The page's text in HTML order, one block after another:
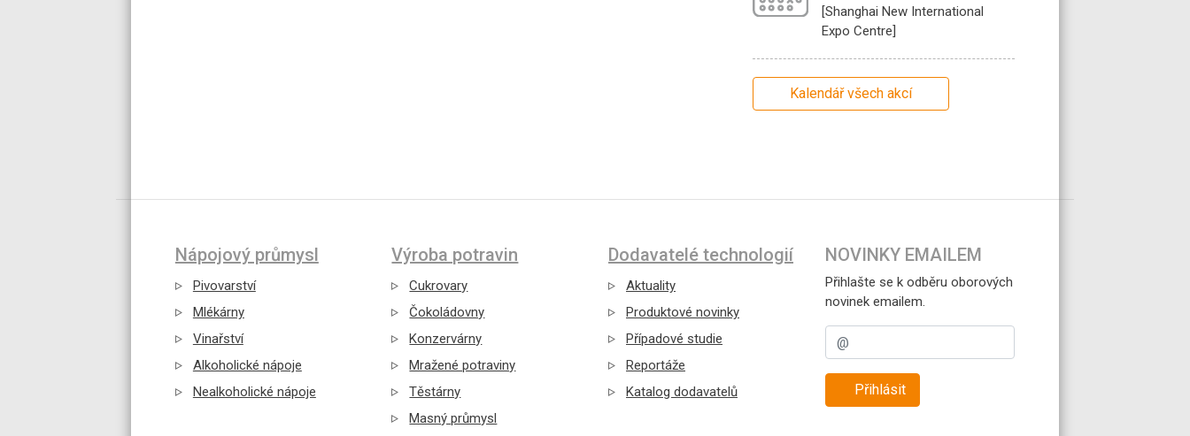
[Shanghai New International
Expo Centre]
Kalendář všech akcí
Nápojový průmysl
Pivovarství
Mlékárny
Vinařství
Alkoholické nápoje
Nealkoholické nápoje
Výroba potravin
Cukrovary
Čokoládovny
Konzervárny
Mražené potraviny
Těstárny
Masný průmysl
Dodavatelé technologií
Aktuality
Produktové novinky
Případové studie
Reportáže
Katalog dodavatelů
NOVINKY EMAILEM
Přihlašte se k odběru oborových
novinek emailem.
Přihlásit